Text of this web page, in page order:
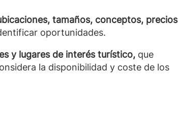
tamaños, conceptos, precios
oportunidades.
y lugares de interés turístico, que
la disponibilidad y coste de los